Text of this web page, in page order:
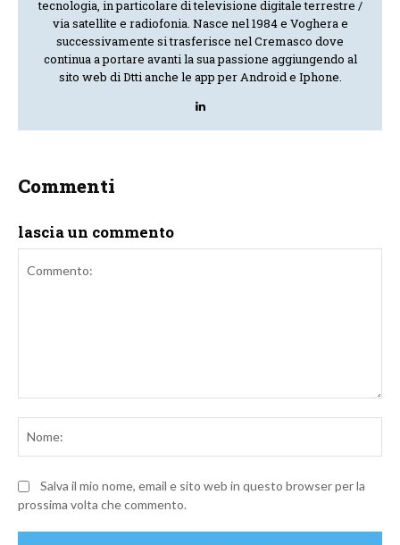
tecnologia, in particolare di televisione digitale terrestre /
via satellite e radiofonia. Nasce nel 1984 e Voghera e
successivamente si trasferisce nel Cremasco dove
continua a portare avanti la sua passione aggiungendo al
sito web di Dtti anche le app per Android e Iphone.
Commenti
lascia un commento
Salva il mio nome, email e sito web in questo browser per la
prossima volta che commento.